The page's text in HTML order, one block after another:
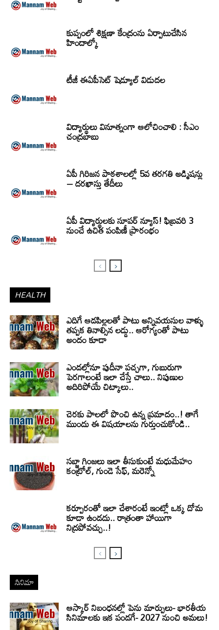
కుప్పంలో శిక్షణా కేంద్రంను ఏర్పాటుచేసిన
హిందాల్కో
టీజీ ఈఏపీసెట్‌ షెడ్యూల్‌ విడుదల
విద్యార్థులు వినూత్నంగా ఆలోచించాలి : సీఎం
చంద్రబాబు
ఏపీ గిరిజన పాఠశాలల్లో 5వ తరగతి అడ్మిషన్లు
– దరఖాస్తు తేదీలు
ఏపీ విద్యార్థులకు సూపర్ న్యూస్! ఫిబ్రవరి 3
నుంచే ఉచిత పంపిణీ ప్రారంభం
HEALTH
ఎదిగే ఆడపిల్లలతో పాటు అన్నివయసుల వాళ్ళు
తప్పక తినాల్సిన లడ్డు.. ఆరోగ్యంతో పాటు
అందం కూడా
ఎండల్లోనూ పుదీనా పచ్చగా, గుబురుగా
పెరగాలంటే ఇలా చేస్తే చాలు.. నిపుణుల
అదిరిపోయే చిట్కాలు..
చెరకు పాలలో పొంచి ఉన్న ప్రమాదం..! తాగే
ముందు ఈ విషయాలను గుర్తుంచుకోండి..
సబ్జా గింజలు ఇలా తీసుకుంటే మధుమేహం
కంట్రోల్, గుండె సేఫ్, మరెన్నో
కర్పూరంతో ఇలా చేశారంటే ఇంట్లో ఒక్క దోమ
కూడా ఉండదు.. రాత్రంతా హాయిగా
నిద్రపోవచ్చు..!
సినిమా
ఆస్కార్ నిబంధనల్లో పెను మార్పులు- భారతీయ
సినిమాలకు ఇక పండగే- 2027 నుంచి అమలు!